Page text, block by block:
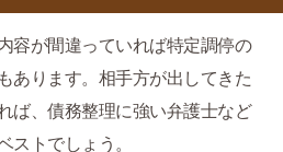
容が間違っていれば特定調停の
あります。相手方が出してきた
ば、債務整理に強い弁護士など
ストでしょう。